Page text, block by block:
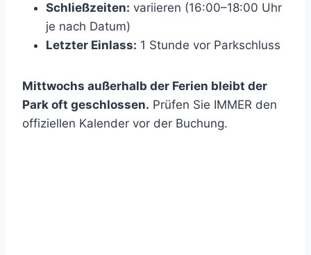
Schließzeiten: variieren (16:00–18:00 Uhr
je nach Datum)
Letzter Einlass: 1 Stunde vor Parkschluss
Mittwochs außerhalb der Ferien bleibt der
Park oft geschlossen. Prüfen Sie IMMER den
offiziellen Kalender vor der Buchung.